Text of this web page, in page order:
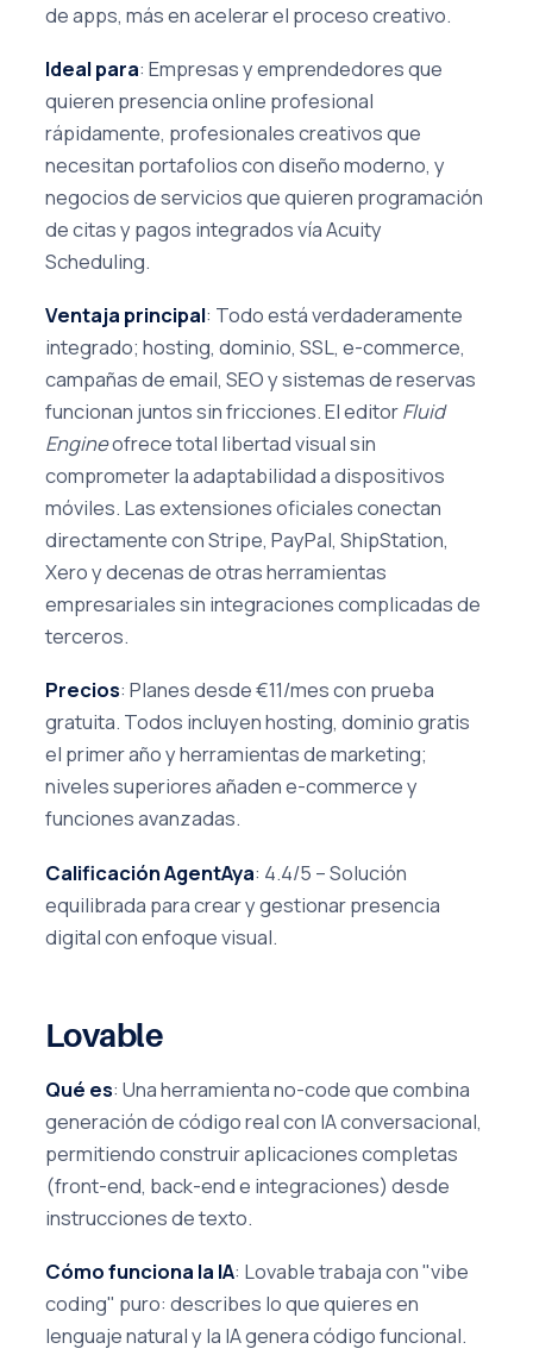
de apps, más en acelerar el proceso creativo.
Ideal para: Empresas y emprendedores que
quieren presencia online profesional
rápidamente, profesionales creativos que
necesitan portafolios con diseño moderno, y
negocios de servicios que quieren programación
de citas y pagos integrados vía Acuity
Scheduling.
Ventaja principal: Todo está verdaderamente
integrado; hosting, dominio, SSL, e-commerce,
campañas de email, SEO y sistemas de reservas
funcionan juntos sin fricciones. El editorFluid
Engineofrece total libertad visual sin
comprometer la adaptabilidad a dispositivos
móviles. Las extensiones oficiales conectan
directamente con Stripe, PayPal, ShipStation,
Xero y decenas de otras herramientas
empresariales sin integraciones complicadas de
terceros.
Precios: Planes desde €11/mes con prueba
gratuita. Todos incluyen hosting, dominio gratis
el primer año y herramientas de marketing;
niveles superiores añaden e-commerce y
funciones avanzadas.
Calificación AgentAya: 4.4/5 – Solución
equilibrada para crear y gestionar presencia
digital con enfoque visual.
Lovable
Qué es: Una herramienta no-code que combina
generación de código real con IA conversacional,
permitiendo construir aplicaciones completas
(front-end, back-end e integraciones) desde
instrucciones de texto.
Cómo funciona la IA: Lovable trabaja con "vibe
coding" puro: describes lo que quieres en
lenguaje natural y la IA genera código funcional.